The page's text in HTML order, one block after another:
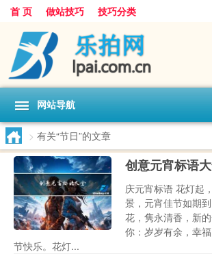
首 页 做站技巧 技巧分类
网站导航
> 有关“节日”的文章
创意元宵标语
庆元宵标语 花灯起
景，元宵佳节如期
花，隽永清香，新
你：岁岁有余，幸
节快乐。花灯...